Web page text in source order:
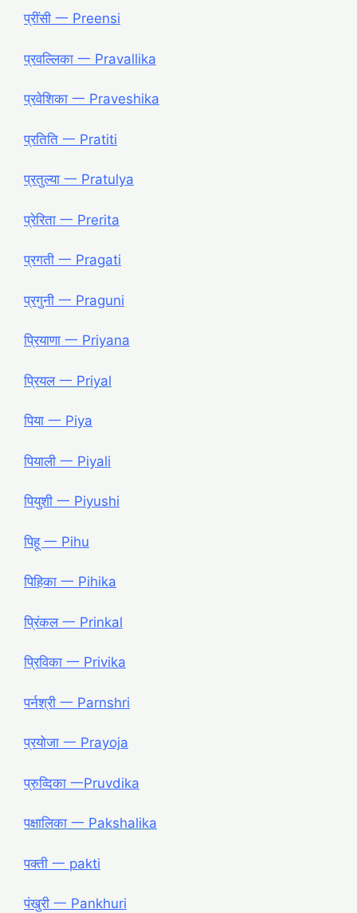
प्रींसी 一 Preensi
प्रवल्लिका 一 Pravallika
प्रवेशिका 一 Praveshika
प्रतिति 一 Pratiti
प्रतुल्या 一 Pratulya
प्रेरिता 一 Prerita
प्रगती 一 Pragati
प्रगुनी 一 Praguni
प्रियाणा 一 Priyana
प्रियल 一 Priyal
पिया 一 Piya
पियाली 一 Piyali
पियुशी 一 Piyushi
पिहू 一 Pihu
पिहिका 一 Pihika
प्रिंकल 一 Prinkal
प्रिविका 一 Privika
पर्नश्री 一 Parnshri
प्रयोजा 一 Prayoja
प्रुव्दिका 一Pruvdika
पक्षालिका 一 Pakshalika
पक्ती 一 pakti
पंखुरी 一 Pankhuri